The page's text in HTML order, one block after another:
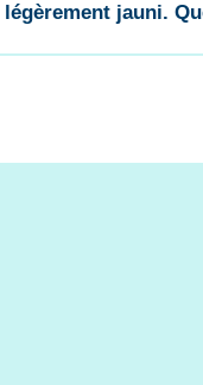
jauni.